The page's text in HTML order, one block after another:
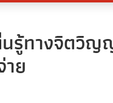
นรู้ทางจิต
ย